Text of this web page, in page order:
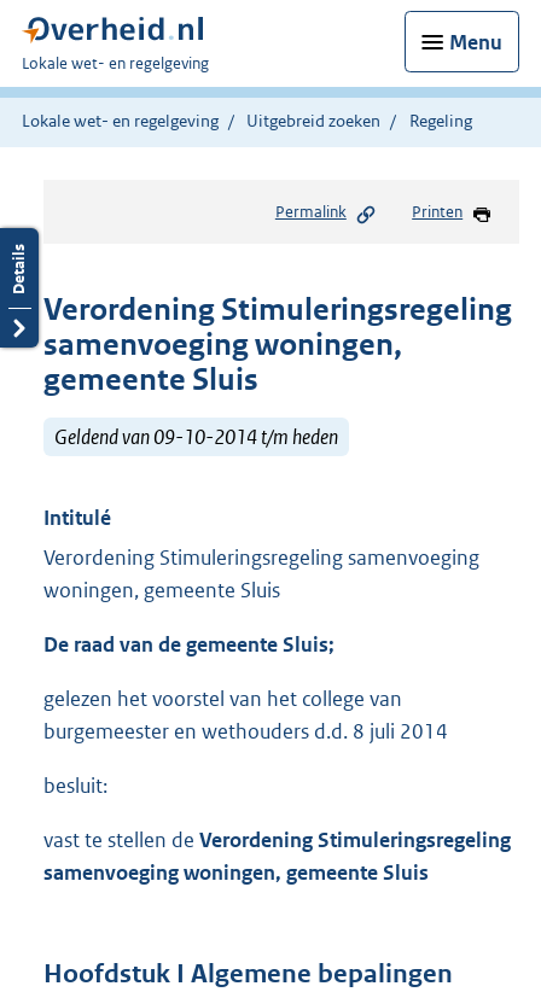
Menu
U
bent
hier:
Lokale wet- en regelgeving
Lokale wet- en regelgeving Uitgebreid zoeken Regeling
Permalink Printen
Verordening Stimuleringsregeling
samenvoeging woningen,
gemeente Sluis
Geldend van 09-10-2014 t/m heden
Intitulé
Verordening Stimuleringsregeling samenvoeging
woningen, gemeente Sluis
De raad van de gemeente Sluis;
gelezen het voorstel van het college van
burgemeester en wethouders d.d. 8 juli 2014
besluit:
vast te stellen de VerordeningStimuleringsregeling
samenvoeging woningen, gemeente Sluis
Hoofdstuk I Algemene bepalingen